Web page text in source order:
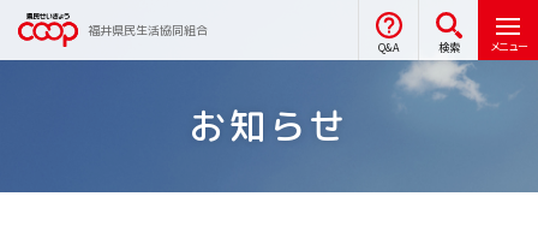
福井県民生活協同組合
Q&A 検索 メニュー
お知らせ